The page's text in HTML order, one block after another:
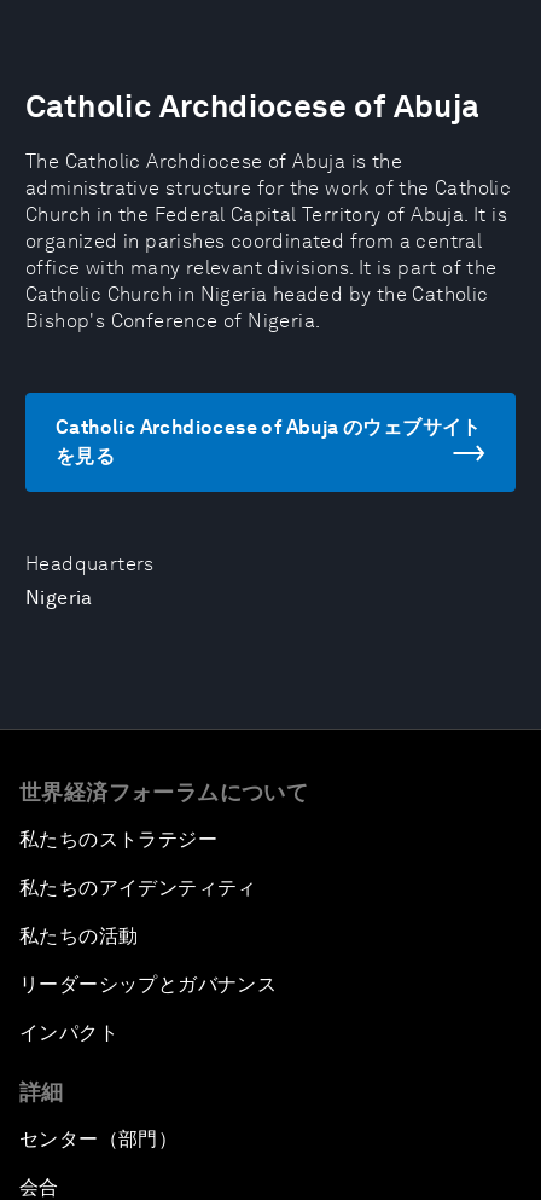
Headquarters
Nigeria
Catholic Archdiocese of Abuja
The Catholic Archdiocese of Abuja is the
administrative structure for the work of the Catholic
Church in the Federal Capital Territory of Abuja. It is
organized in parishes coordinated from a central
office with many relevant divisions. It is part of the
Catholic Church in Nigeria headed by the Catholic
Bishop's Conference of Nigeria.
Catholic Archdiocese of Abuja のウェブサイト
を見る
世界経済フォーラムについて
私たちのストラテジー
私たちのアイデンティティ
私たちの活動
リーダーシップとガバナンス
インパクト
詳細
センター（部門）
会合